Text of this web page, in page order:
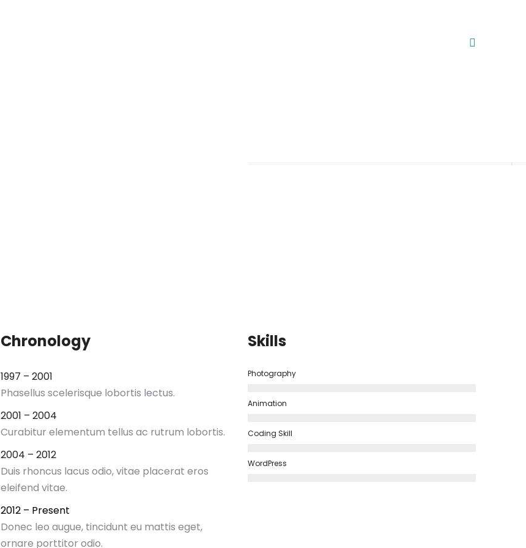
Search:
Chronology
1997 – 2001
Phasellus scelerisque lobortis lectus.
2001 – 2004
Curabitur elementum tellus ac rutrum lobortis.
2004 – 2012
Duis rhoncus lacus odio, vitae placerat eros
eleifend vitae.
2012 – Present
Donec leo augue, tincidunt eu mattis eget,
ornare porttitor odio.
Skills
Photography
Animation
Coding Skill
WordPress